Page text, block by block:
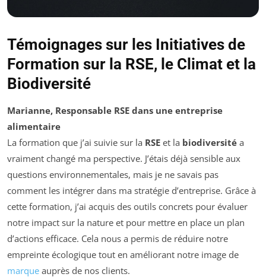
Témoignages sur les Initiatives de
Formation sur la RSE, le Climat et la
Biodiversité
Marianne, Responsable RSE dans une entreprise
alimentaire
La formation que j’ai suivie sur la RSE et la biodiversité a
vraiment changé ma perspective. J’étais déjà sensible aux
questions environnementales, mais je ne savais pas
comment les intégrer dans ma stratégie d’entreprise. Grâce à
cette formation, j’ai acquis des outils concrets pour évaluer
notre impact sur la nature et pour mettre en place un plan
d’actions efficace. Cela nous a permis de réduire notre
empreinte écologique tout en améliorant notre image de
marque auprès de nos clients.